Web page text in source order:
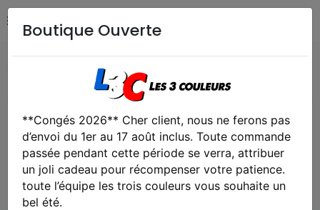
Collection
Boutique Ouverte
**Congés 2026** Cher client, nous ne ferons pas
d’envoi du 1er au 17 août inclus. Toute commande
passée pendant cette période se verra, attribuer
un joli cadeau pour récompenser votre patience.
toute l’équipe les trois couleurs vous souhaite un
bel été.